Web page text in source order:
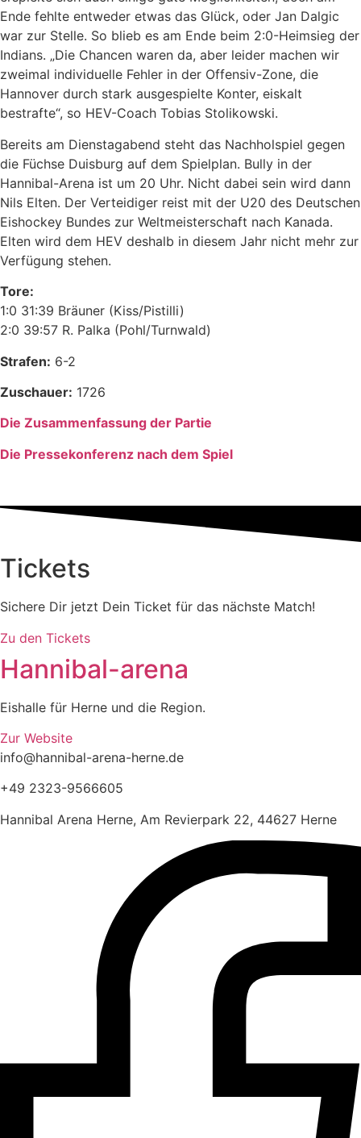
Ende fehlte entweder etwas das Glück, oder Jan Dalgic
war zur Stelle. So blieb es am Ende beim 2:0-Heimsieg der
Indians. „Die Chancen waren da, aber leider machen wir
zweimal individuelle Fehler in der Offensiv-Zone, die
Hannover durch stark ausgespielte Konter, eiskalt
bestrafte“, so HEV-Coach Tobias Stolikowski.
Bereits am Dienstagabend steht das Nachholspiel gegen
die Füchse Duisburg auf dem Spielplan. Bully in der
Hannibal-Arena ist um 20 Uhr. Nicht dabei sein wird dann
Nils Elten. Der Verteidiger reist mit der U20 des Deutschen
Eishockey Bundes zur Weltmeisterschaft nach Kanada.
Elten wird dem HEV deshalb in diesem Jahr nicht mehr zur
Verfügung stehen.
Tore:
1:0 31:39 Bräuner (Kiss/Pistilli)
2:0 39:57 R. Palka (Pohl/Turnwald)
Strafen: 6-2
Zuschauer: 1726
Die Zusammenfassung der Partie
Die Pressekonferenz nach dem Spiel
Tickets
Sichere Dir jetzt Dein Ticket für das nächste Match!
Zu den Tickets
Hannibal-arena
Eishalle für Herne und die Region.
Zur Website
info@hannibal-arena-herne.de
+49 2323-9566605
Hannibal Arena Herne, Am Revierpark 22, 44627 Herne